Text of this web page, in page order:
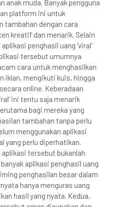
anak muda. Banyak pengguna
platform ini untuk
tambahan dengan cara
kreatif dan menarik. Selain
penghasil uang 'viral'
tersebut umumnya
cara untuk menghasilkan
iklan, mengikuti kuis, hingga
online. Keberadaan
ini tentu saja menarik
bagi mereka yang
tambahan tanpa perlu
menggunakan aplikasi
yang perlu diperhatikan.
tersebut bukanlah
aplikasi penghasil uang
penghasilan besar dalam
hanya menguras uang
hasil yang nyata. Kedua,